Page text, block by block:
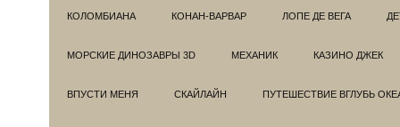
КОЛОМБИАНА КОНАН-ВАРВАР ЛОПЕ ДЕ ВЕГА
МОРСКИЕ ДИНОЗАВРЫ 3D МЕХАНИК КАЗИНО ДЖЕК
ВПУСТИ МЕНЯ СКАЙЛАЙН ПУТЕШЕСТВИЕ ВГЛУБЬ